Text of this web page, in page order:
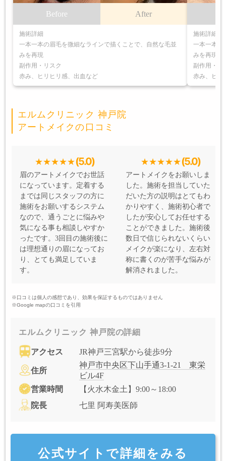
Before After
施術詳細
一本一本の眉毛を微細なラインで描くことで、自然な毛並
みを再現
副作用・リスク
赤み、ヒリヒリ感、出血など
施術詳細
一本一本の
みを再現
副作用・リ
赤み、ヒリ
エルムクリニック 神戸院
アートメイクの口コミ
(5.0)
眉のアートメイクでお世話
になっています。定着する
までは同じスタッフの方に
施術をお願いするシステム
なので、通うごとに悩みや
気になる事も相談しやすか
ったです。3回目の施術後に
は理想通りの眉になってお
り、とても満足していま
す。
(5.0)
アートメイクをお願いしま
した。施術を担当していた
だいた方の説明はとてもわ
かりやすく、施術初心者で
したが安心してお任せする
ことができました。施術後
数日で信じられないくらい
メイクが楽になり、左右対
称に書くのが苦手な悩みが
解消されました。
※口コミは個人の感想であり、効果を保証するものではありません
※Google mapの口コミを引用
エルムクリニック 神戸院の詳細
アクセス JR神戸三宮駅から徒歩9分
住所
神戸市中央区下山手通3-1-21 東栄
ビル4F
営業時間
【火水木金土】9:00～18:00
院長
七里 阿寿美医師
公式サイトで詳細をみる